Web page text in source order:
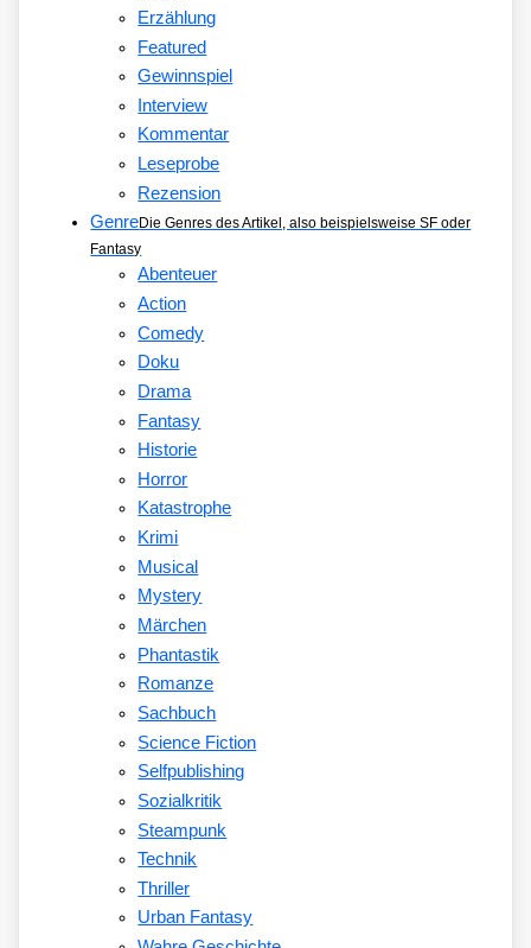
Erzählung
Featured
Gewinnspiel
Interview
Kommentar
Leseprobe
Rezension
GenreDie Genres des Artikel, also beispielsweise SF oder
Fantasy
Abenteuer
Action
Comedy
Doku
Drama
Fantasy
Historie
Horror
Katastrophe
Krimi
Musical
Mystery
Märchen
Phantastik
Romanze
Sachbuch
Science Fiction
Selfpublishing
Sozialkritik
Steampunk
Technik
Thriller
Urban Fantasy